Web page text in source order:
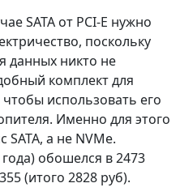
SATA от PCI-E нужно
поскольку
данных никто не
комплект для
использовать его
Именно для этого
а не NVMe.
обошелся в 2473
(итого 2828 руб).